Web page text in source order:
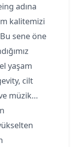
adına
kalitemizi
sene öne
yaşam
cilt
müzik…